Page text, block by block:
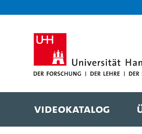
Videokatalog